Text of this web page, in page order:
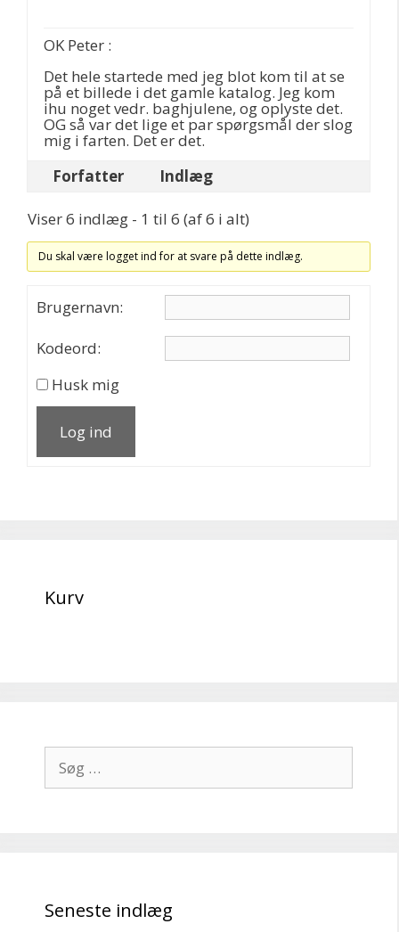
OK Peter :
Det hele startede med jeg blot kom til at se
på et billede i det gamle katalog. Jeg kom
ihu noget vedr. baghjulene, og oplyste det.
OG så var det lige et par spørgsmål der slog
mig i farten. Det er det.
Forfatter
Indlæg
Viser 6 indlæg - 1 til 6 (af 6 i alt)
Du skal være logget ind for at svare på dette indlæg.
Brugernavn:
Kodeord:
Husk mig
Log ind
Kurv
efter:
Seneste indlæg